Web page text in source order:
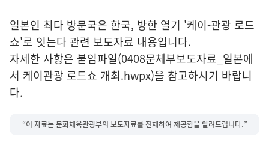
일본인 최다 방문국은 한국, 방한 열기 '케이-관광 로드
쇼'로 잇는다 관련 보도자료 내용입니다.
자세한 사항은 붙임파일(0408문체부보도자료_일본에
서 케이관광 로드쇼 개최.hwpx)을 참고하시기 바랍니
다.
“이 자료는 문화체육관광부의 보도자료를 전재하여 제공함을 알려드립니다.”